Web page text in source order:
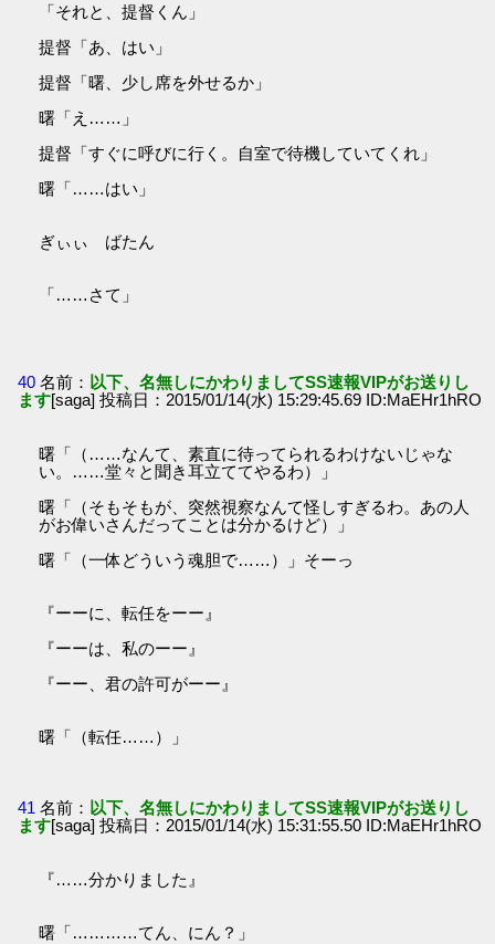
「それと、提督くん」
提督「あ、はい」
提督「曙、少し席を外せるか」
曙「え……」
提督「すぐに呼びに行く。自室で待機していてくれ」
曙「……はい」
ぎぃぃ ばたん
「……さて」
40 名前： 以下、名無しにかわりましてSS速報VIPがお送りし
ます[saga] 投稿日：2015/01/14(水) 15:29:45.69 ID:MaEHr1hRO
曙「（……なんて、素直に待ってられるわけないじゃな
い。……堂々と聞き耳立ててやるわ）」
曙「（そもそもが、突然視察なんて怪しすぎるわ。あの人
がお偉いさんだってことは分かるけど）」
曙「（一体どういう魂胆で……）」そーっ
『ーーに、転任をーー』
『ーーは、私のーー』
『ーー、君の許可がーー』
曙「（転任……）」
41 名前： 以下、名無しにかわりましてSS速報VIPがお送りし
ます[saga] 投稿日：2015/01/14(水) 15:31:55.50 ID:MaEHr1hRO
『……分かりました』
曙「…………てん、にん？」